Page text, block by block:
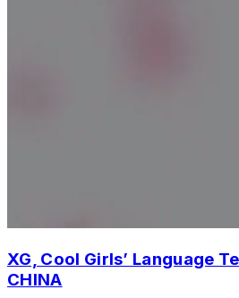
XG, Cool Girls’ Language
CHINA